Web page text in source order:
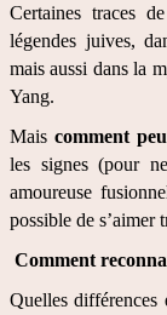
Certaines traces
légendes juives,
mais aussi dans la
Yang.
Mais comment
les signes (pour
amoureuse
possible de s’aimer
Comment
Quelles